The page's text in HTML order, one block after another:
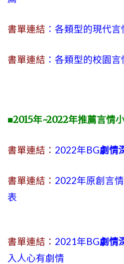
書單連結 ：各類型的現代
書單連結 ：各類型的校園
■2015年~2022年推薦言情
書單連結： 2022年BG劇情
書單連結： 2022年原創言
表
書單連結： 2021年BG劇情
入人心有劇情